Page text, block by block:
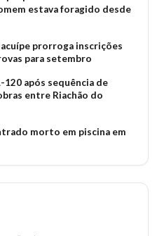
estava foragido desde
prorroga inscrições
para setembro
após sequência de
entre Riachão do
morto em piscina em